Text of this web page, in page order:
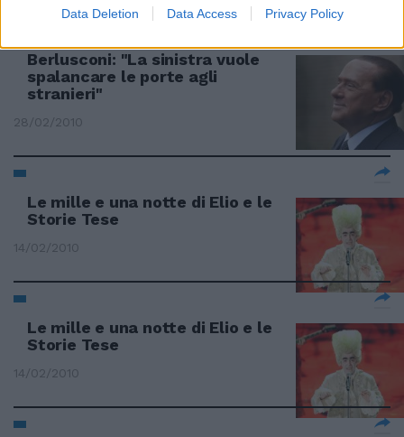
Data Deletion Data Access Privacy Policy
Berlusconi: "La sinistra vuole
spalancare le porte agli
stranieri"
28/02/2010
Le mille e una notte di Elio e le
Storie Tese
14/02/2010
Le mille e una notte di Elio e le
Storie Tese
14/02/2010